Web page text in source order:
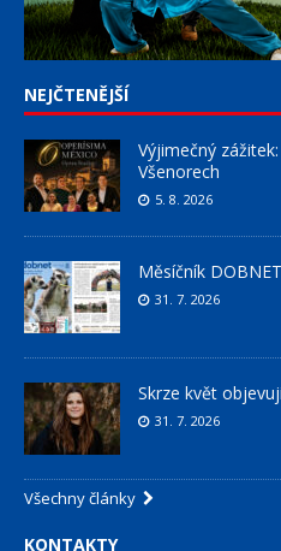
NEJČTENĚJŠÍ
Výjimečný
Všenorech
5. 8. 2026
Měsíčník
31. 7. 2026
Skrze květ
31. 7. 2026
Všechny články
KONTAKTY